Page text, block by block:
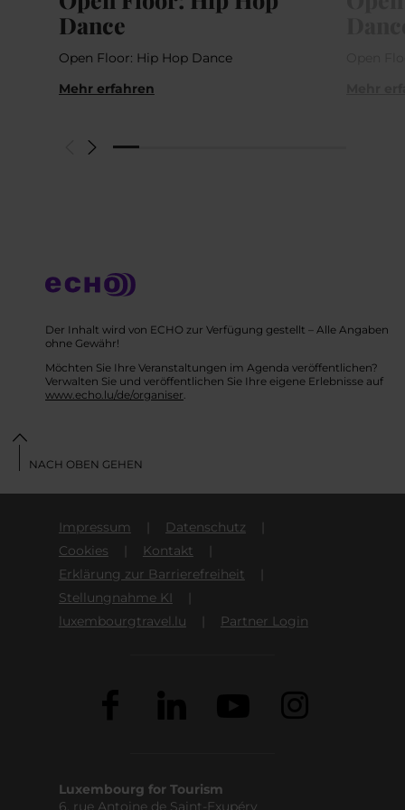
Dance
Open Floor: Hip Hop Dance
Mehr erfahren
Der Inhalt wird von ECHO zur Verfügung gestellt – Alle Angaben
ohne Gewähr!
Möchten Sie Ihre Veranstaltungen im Agenda veröffentlichen?
Verwalten Sie und veröffentlichen Sie Ihre eigene Erlebnisse auf
www.echo.lu/de/organiser.
Impressum
Datenschutz
Cookies
Kontakt
Erklärung zur Barrierefreiheit
Stellungnahme KI
luxembourgtravel.lu
Partner Login
Luxembourg for Tourism
6, rue Antoine de Saint-Exupéry
NACH OBEN GEHEN